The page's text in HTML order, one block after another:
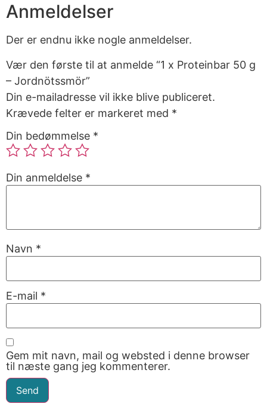
Anmeldelser
Der er endnu ikke nogle anmeldelser.
Vær den første til at anmelde “1 x Proteinbar 50 g
– Jordnötssmör”
Din e-mailadresse vil ikke blive publiceret.
Krævede felter er markeret med *
Din bedømmelse *
Din anmeldelse *
Navn *
E-mail *
Gem mit navn, mail og websted i denne browser
til næste gang jeg kommenterer.